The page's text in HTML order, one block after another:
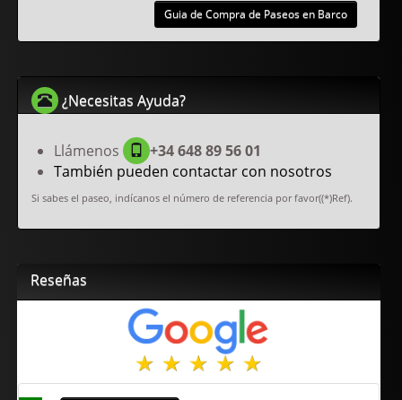
Guia de Compra de Paseos en Barco
¿Necesitas Ayuda?
Llámenos
+34 648 89 56 01
También pueden contactar con nosotros
Si sabes el paseo, indícanos el número de referencia por favor((*)Ref).
Reseñas